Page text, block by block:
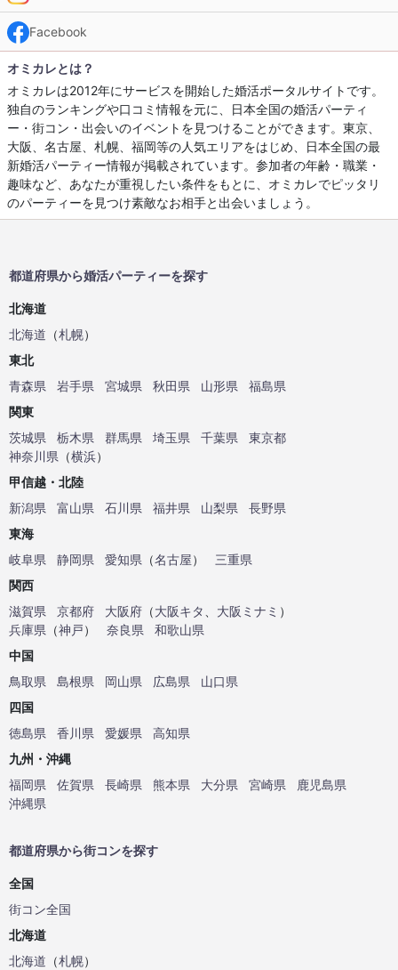
Facebook
オミカレとは？
オミカレは2012年にサービスを開始した婚活ポータルサイトです。
独自のランキングや口コミ情報を元に、日本全国の婚活パーティ
ー・街コン・出会いのイベントを見つけることができます。東京、
大阪、名古屋、札幌、福岡等の人気エリアをはじめ、日本全国の最
新婚活パーティー情報が掲載されています。参加者の年齢・職業・
趣味など、あなたが重視したい条件をもとに、オミカレでピッタリ
のパーティーを見つけ素敵なお相手と出会いましょう。
都道府県から婚活パーティーを探す
北海道
北海道 （札幌）
東北
青森県
岩手県 宮城県 秋田県 山形県
福島県
関東
茨城県
栃木県 群馬県 埼玉県 千葉県
東京都
神奈川県 （横浜）
甲信越・北陸
新潟県
富山県 石川県 福井県 山梨県
長野県
東海
岐阜県
静岡県 愛知県 （名古屋）
三重県
関西
滋賀県
京都府 大阪府 （大阪キタ 大阪ミナミ ）
兵庫県 （神戸） 奈良県
和歌山県
中国
鳥取県
島根県 岡山県 広島県
山口県
四国
徳島県
香川県 愛媛県
高知県
九州・沖縄
福岡県
佐賀県 長崎県 熊本県 大分県 宮崎県
鹿児島県
沖縄県
都道府県から街コンを探す
全国
街コン全国
北海道
北海道 （札幌）